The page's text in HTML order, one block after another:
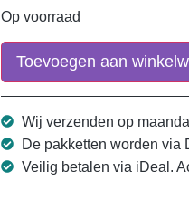
Op voorraad
Toevoegen aan
Wij verzenden op
De pakketten worden via
Veilig betalen via iDeal.